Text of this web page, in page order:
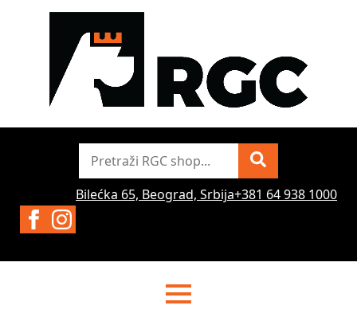
Bilećka 65, Beograd, Srbija+381 64 938 1000